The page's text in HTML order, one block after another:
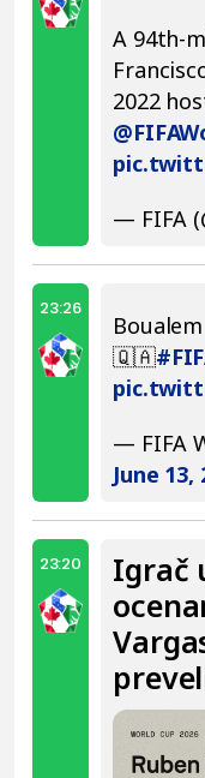
A 94th-
2022
— FIFA
23:26
🇶🇦
— FIFA
June 13,
23:20
Igrač